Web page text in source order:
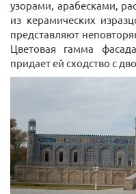
узорами, арабесками,
из керамических
представляют
Цветовая гамма
придает ей сходство с